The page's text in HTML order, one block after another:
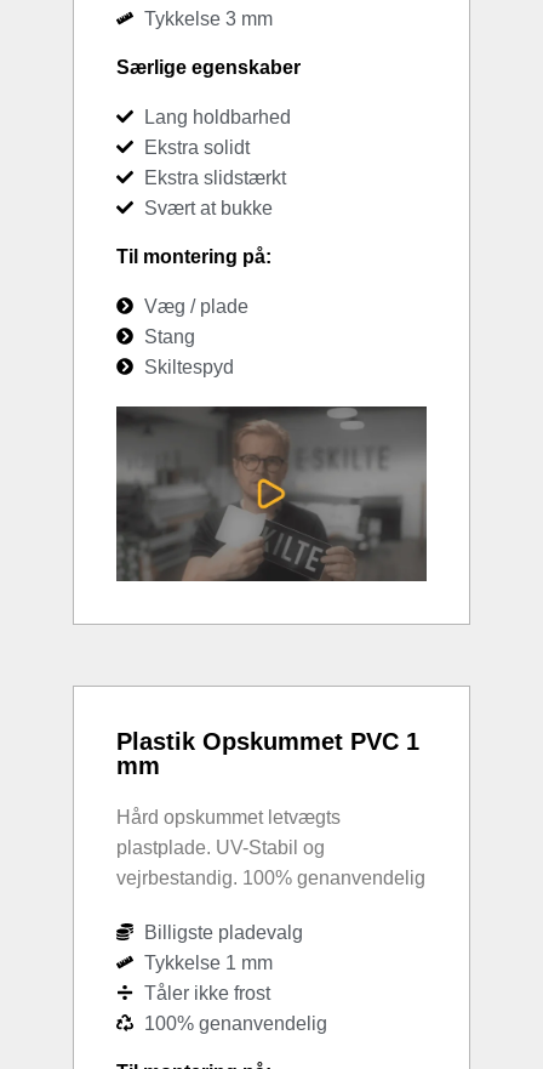
Tykkelse 3 mm
Særlige egenskaber
Lang holdbarhed
Ekstra solidt
Ekstra slidstærkt
Svært at bukke
Til montering på:
Væg / plade
Stang
Skiltespyd
Plastik Opskummet PVC 1
mm
Hård opskummet letvægts
plastplade. UV-Stabil og
vejrbestandig. 100% genanvendelig
Billigste pladevalg
Tykkelse 1 mm
Tåler ikke frost
100% genanvendelig